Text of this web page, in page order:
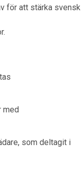
för att stärka svensk
med
som deltagit i